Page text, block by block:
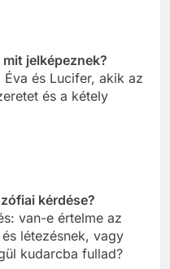
jelképeznek?
és Lucifer, akik az
és a kétely
kérdése?
van-e értelme az
létezésnek, vagy
kudarcba fullad?